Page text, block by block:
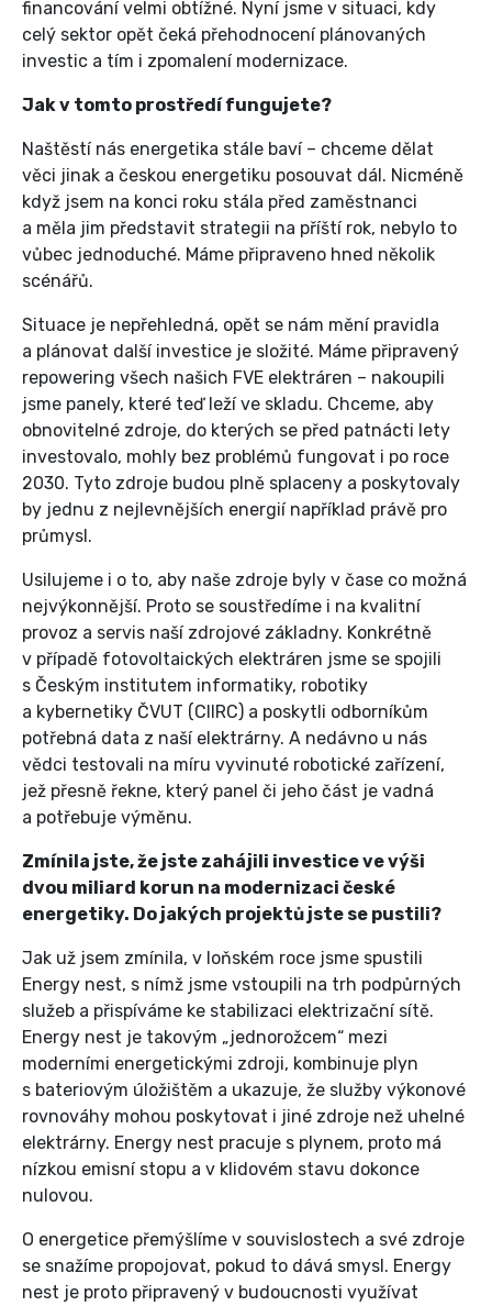
financování velmi obtížné. Nyní jsme v situaci, kdy
celý sektor opět čeká přehodnocení plánovaných
investic a tím i zpomalení modernizace.
Jak v tomto prostředí fungujete?
Naštěstí nás energetika stále baví – chceme dělat
věci jinak a českou energetiku posouvat dál. Nicméně
když jsem na konci roku stála před zaměstnanci
a měla jim představit strategii na příští rok, nebylo to
vůbec jednoduché. Máme připraveno hned několik
scénářů.
Situace je nepřehledná, opět se nám mění pravidla
a plánovat další investice je složité. Máme připravený
repowering všech našich FVE elektráren – nakoupili
jsme panely, které teď leží ve skladu. Chceme, aby
obnovitelné zdroje, do kterých se před patnácti lety
investovalo, mohly bez problémů fungovat i po roce
2030. Tyto zdroje budou plně splaceny a poskytovaly
by jednu z nejlevnějších energií například právě pro
průmysl.
Usilujeme i o to, aby naše zdroje byly v čase co možná
nejvýkonnější. Proto se soustředíme i na kvalitní
provoz a servis naší zdrojové základny. Konkrétně
v případě fotovoltaických elektráren jsme se spojili
s Českým institutem informatiky, robotiky
a kybernetiky ČVUT (CIIRC) a poskytli odborníkům
potřebná data z naší elektrárny. A nedávno u nás
vědci testovali na míru vyvinuté robotické zařízení,
jež přesně řekne, který panel či jeho část je vadná
a potřebuje výměnu.
Zmínila jste, že jste zahájili investice ve výši
dvou miliard korun na modernizaci české
energetiky. Do jakých projektů jste se pustili?
Jak už jsem zmínila, v loňském roce jsme spustili
Energy nest, s nímž jsme vstoupili na trh podpůrných
služeb a přispíváme ke stabilizaci elektrizační sítě.
Energy nest je takovým „jednorožcem“ mezi
moderními energetickými zdroji, kombinuje plyn
s bateriovým úložištěm a ukazuje, že služby výkonové
rovnováhy mohou poskytovat i jiné zdroje než uhelné
elektrárny. Energy nest pracuje s plynem, proto má
nízkou emisní stopu a v klidovém stavu dokonce
nulovou.
O energetice přemýšlíme v souvislostech a své zdroje
se snažíme propojovat, pokud to dává smysl. Energy
nest je proto připravený v budoucnosti využívat